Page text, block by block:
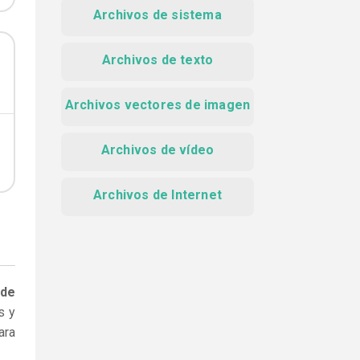
y
Archivos de sistema
Archivos de texto
Archivos vectores de imagen
Archivos de vídeo
Archivos de Internet